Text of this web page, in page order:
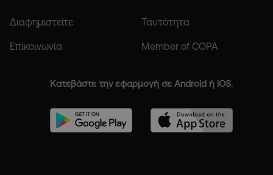
Διαφημιστείτε Ταυτότητα
Επικοινωνία Member of COPA
Κατεβάστε την εφαρμογή σε Android ή iOS.